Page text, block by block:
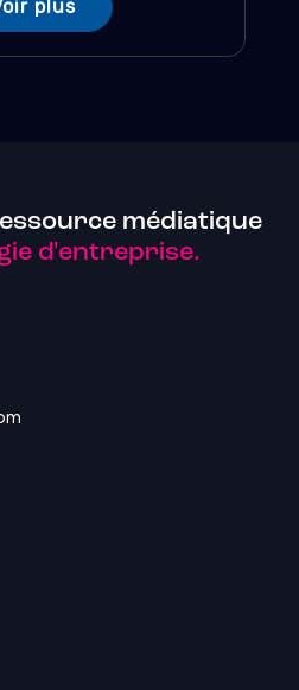
plus
médiatique
d'entreprise.